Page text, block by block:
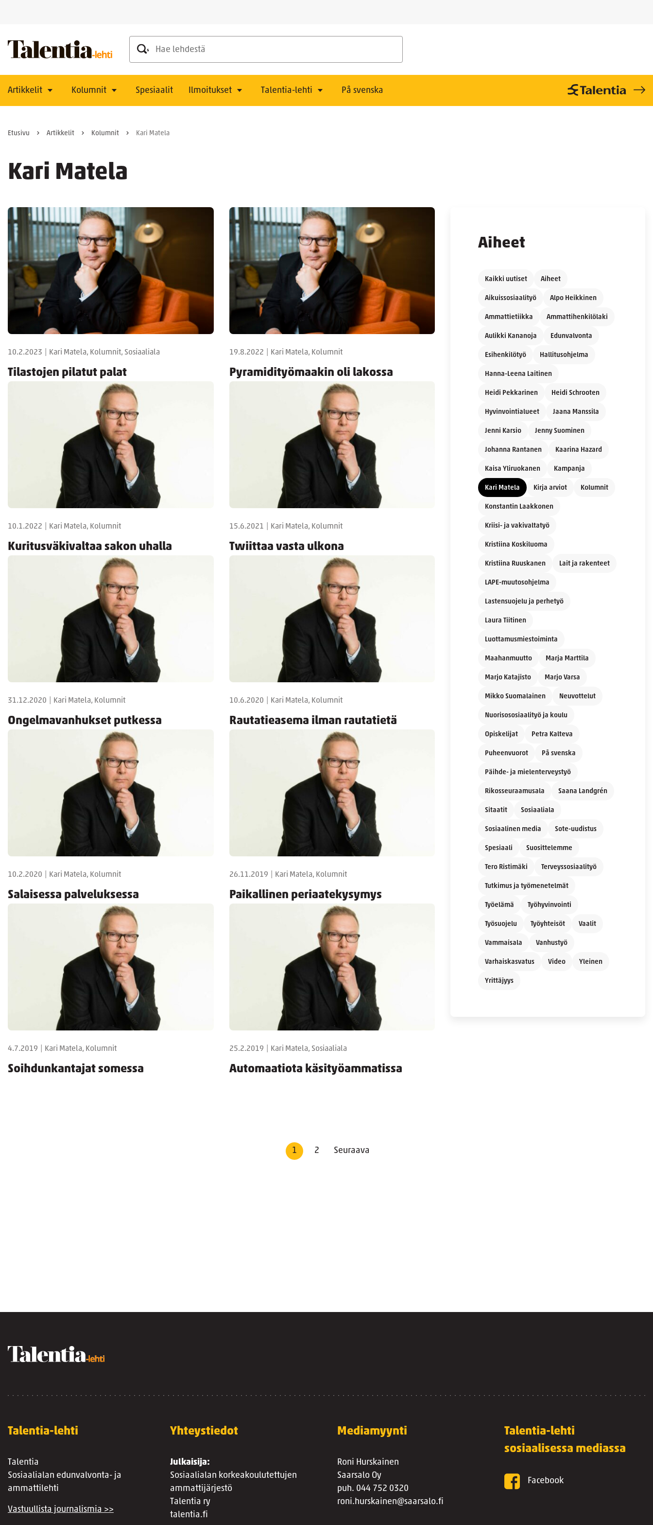
Hae lehdestä
Artikkelit Kolumnit Spesiaalit Ilmoitukset Talentia-lehti På svenska
Etusivu Artikkelit Kolumnit Kari Matela
Kari Matela
10.2.2023 Kari Matela, Kolumnit, Sosiaaliala
Tilastojen pilatut palat
19.8.2022 Kari Matela, Kolumnit
Pyramidityömaakin oli lakossa
10.1.2022 Kari Matela, Kolumnit
Kuritusväkivaltaa sakon uhalla
15.6.2021 Kari Matela, Kolumnit
Twiittaa vasta ulkona
31.12.2020 Kari Matela, Kolumnit
Ongelmavanhukset putkessa
10.6.2020 Kari Matela, Kolumnit
Rautatieasema ilman rautatietä
10.2.2020 Kari Matela, Kolumnit
Salaisessa palveluksessa
26.11.2019 Kari Matela, Kolumnit
Paikallinen periaatekysymys
4.7.2019 Kari Matela, Kolumnit
Soihdunkantajat somessa
25.2.2019 Kari Matela, Sosiaaliala
Automaatiota käsityöammatissa
Aiheet
Kaikki uutiset Aiheet
Aikuissosiaalityö Alpo Heikkinen
Ammattietiikka Ammattihenkilölaki
Aulikki Kananoja Edunvalvonta
Esihenkilötyö Hallitusohjelma
Hanna-Leena Laitinen
Heidi Pekkarinen Heidi Schrooten
Hyvinvointialueet Jaana Manssila
Jenni Karsio Jenny Suominen
Johanna Rantanen Kaarina Hazard
Kaisa Yliruokanen Kampanja
Kari Matela Kirja arviot Kolumnit
Konstantin Laakkonen
Kriisi- ja vakivaltatyö
Kristiina Koskiluoma
Kristiina Ruuskanen Lait ja rakenteet
LAPE-muutosohjelma
Lastensuojelu ja perhetyö
Laura Tiitinen
Luottamusmiestoiminta
Maahanmuutto Marja Marttila
Marjo Katajisto Marjo Varsa
Mikko Suomalainen Neuvottelut
Nuorisososiaalityö ja koulu
Opiskelijat Petra Kalteva
Puheenvuorot På svenska
Päihde- ja mielenterveystyö
Rikosseuraamusala Saana Landgrén
Sitaatit Sosiaaliala
Sosiaalinen media Sote-uudistus
Spesiaali Suosittelemme
Tero Ristimäki Terveyssosiaalityö
Tutkimus ja työmenetelmät
Työelämä Työhyvinvointi
Työsuojelu Työyhteisöt Vaalit
Vammaisala Vanhustyö
Varhaiskasvatus Video Yleinen
Yrittäjyys
1 2 Seuraava
Talentia-lehti
Talentia
Sosiaalialan edunvalvonta- ja
ammattilehti
Vastuullista journalismia >>
Yhteystiedot
Julkaisija:
Sosiaalialan korkeakoulutettujen
ammattijärjestö
Talentia ry
talentia.fi
Mediamyynti
Roni Hurskainen
Saarsalo Oy
puh. 044 752 0320
roni.hurskainen@saarsalo.fi
Talentia-lehti
sosiaalisessa mediassa
Facebook